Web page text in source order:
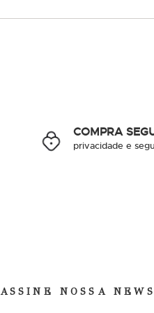
COMPRA
privacidade e
ASSINE NOSSA